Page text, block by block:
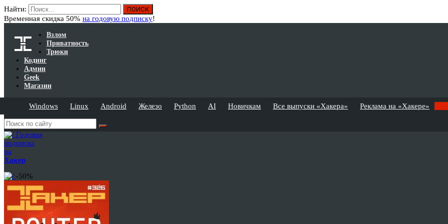
Найти:
Временная скидка 50% на годовую подписку!
Взлом
Приватность
Трюки
Кодинг
Админ
Geek
Магазин
Windows Linux Android Железо Python AI Новичкам Все выпуски «Хакера» Реклама на «Хакере»
Годовая
подписка
на
Хакер
-50%